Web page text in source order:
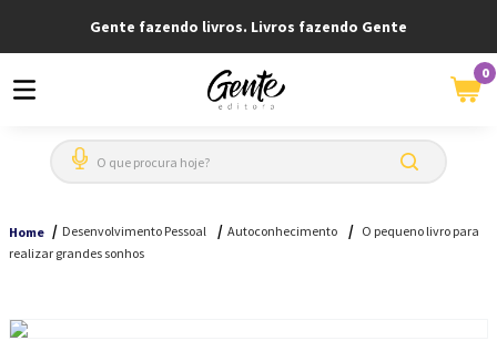
Gente fazendo livros. Livros fazendo Gente
0
O que procura hoje?
Home Desenvolvimento Pessoal Autoconhecimento
O pequeno livro para
realizar grandes sonhos